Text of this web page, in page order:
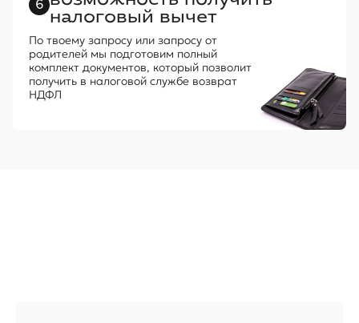
6
налоговый вычет
По твоему запросу или запросу от
родителей мы подготовим полный
комплект документов, который позволит
получить в налоговой службе возврат
НДФЛ